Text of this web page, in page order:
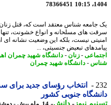
78366451
شناس معتقد است که، قتل زنان در
های مسلحانه و انواع خشونت، تنها
نیست، بلکه این وضعیت نشانه ای
تبعیض جنسیتی، ...
-زنان -دانشگاه شهید چمران اهواز -
-دانشگاه شهید چمران
انتخاب رؤسای جدید برای سه
جنوبی کشور